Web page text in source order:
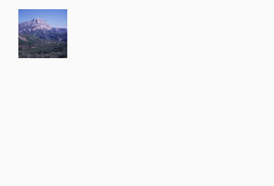
Aller
contenu
principal